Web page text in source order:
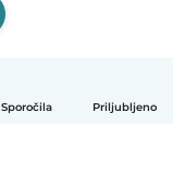
Sporočila Priljubljeno